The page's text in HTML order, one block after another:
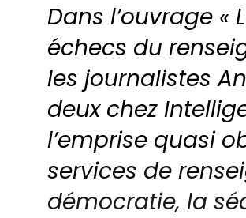
Dans l’ouvrage «
échecs du
les journalistes
deux chez
l’emprise quasi
services de
démocratie, la